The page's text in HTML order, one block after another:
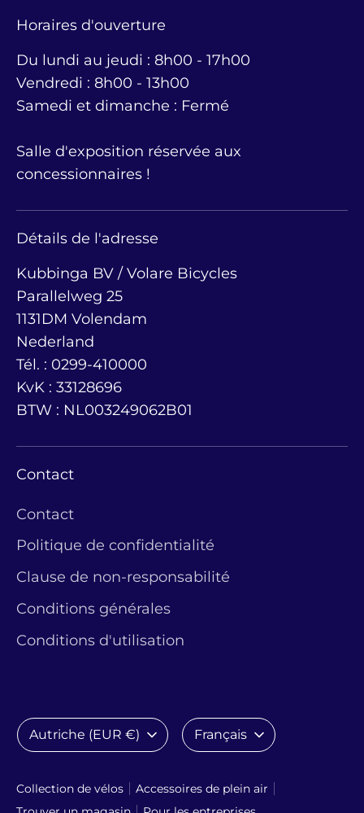
Horaires d'ouverture
Du lundi au jeudi : 8h00 - 17h00
Vendredi : 8h00 - 13h00
Samedi et dimanche : Fermé
Salle d'exposition réservée aux
concessionnaires !
Détails de l'adresse
Kubbinga BV / Volare Bicycles
Parallelweg 25
1131DM Volendam
Nederland
Tél. : 0299-410000
KvK : 33128696
BTW : NL003249062B01
Contact
Contact
Politique de confidentialité
Clause de non-responsabilité
Conditions générales
Conditions d'utilisation
Collection de vélos
Accessoires de plein air
Concevoir
Autriche (EUR €) Langue
Français